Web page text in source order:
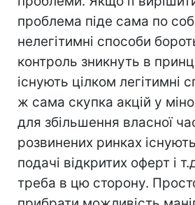
проблема піде сама по
нелегітимні способи
контроль зникнуть в
існують цілком легітимні
ж сама скупка акцій у
для збільшення власної
розвинених ринках
подачі відкритих оферт і
треба в цю сторону.